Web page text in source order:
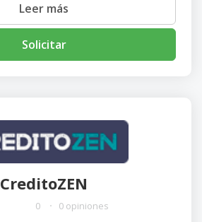
Leer más
Solicitar
CreditoZEN
0 0 opiniones